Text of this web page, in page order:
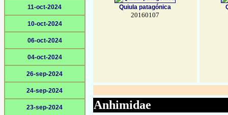
11-oct-2024
10-oct-2024
06-oct-2024
04-oct-2024
26-sep-2024
24-sep-2024
23-sep-2024
Quiula patagónica
20160107
Anhimidae